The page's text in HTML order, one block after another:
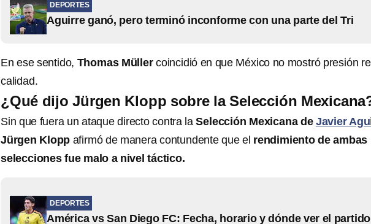
DEPORTES
Aguirre ganó, pero terminó inconforme con una parte del Tri
En ese sentido, Thomas Müllercoincidió en que México no mostró presión
calidad.
¿Qué dijo Jürgen Klopp sobre la Selección
Sin que fuera un ataque directo contra laSelección Mexicana de Javier
Jürgen Klopp afirmó de manera contundente que el rendimiento de ambas
selecciones fue malo a nivel táctico.
DEPORTES
América vs San Diego FC: Fecha, horario y dónde ver el partido